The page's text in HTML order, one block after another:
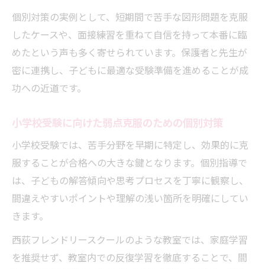
個別対策の実例として、短期間で苦手な図形問題を克服
したケースや、面接練習を重ねて自信を持って本番に臨
めたという声も多く寄せられています。保護者と先生が
密に連携し、子どもに最適な受験準備を進めることが成
功への近道です。
小学校受験に向けた弱点克服のための個別対策
小学校受験では、苦手分野を早期に特定し、効果的に克
服することが合格への大きな鍵となります。個別指導で
は、子どもの解答傾向や思考プロセスを丁寧に観察し、
間違えやすいポイントや理解の浅い箇所を明確にしてい
きます。
西荻フレンドリースクールのような教室では、家庭学習
を推奨せず、教室内での反復学習を徹底することで、間